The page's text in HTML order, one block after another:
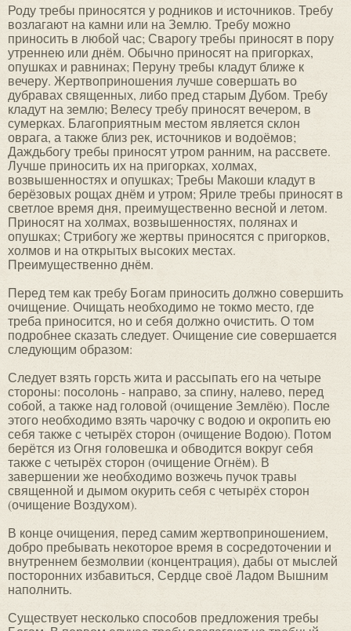
Роду требы приносятся у родников и источников. Требу
возлагают на камни или на Землю. Требу можно
приносить в любой час; Сварогу требы приносят в пору
утреннею или днём. Обычно приносят на пригорках,
опушках и равнинах; Перуну требы кладут ближе к
вечеру. Жертвоприношения лучше совершать во
дубравах священных, либо пред старым Дубом. Требу
кладут на землю; Велесу требу приносят вечером, в
сумерках. Благоприятным местом является склон
оврага, а также близ рек, источников и водоёмов;
Даждьбогу требы приносят утром ранним, на рассвете.
Лучше приносить их на пригорках, холмах,
возвышенностях и опушках; Требы Макоши кладут в
берёзовых рощах днём и утром; Яриле требы приносят в
светлое время дня, преимущественно весной и летом.
Приносят на холмах, возвышенностях, полянах и
опушках; Стрибогу же жертвы приносятся с пригорков,
холмов и на открытых высоких местах.
Преимущественно днём.
Перед тем как требу Богам приносить должно совершить
очищение. Очищать необходимо не токмо место, где
треба приносится, но и себя должно очистить. О том
подробнее сказать следует. Очищение сие совершается
следующим образом:
Следует взять горсть жита и рассыпать его на четыре
стороны: посолонь - направо, за спину, налево, перед
собой, а также над головой (очищение Землёю). После
этого необходимо взять чарочку с водою и окропить ею
себя также с четырёх сторон (очищение Водою). Потом
берётся из Огня головешка и обводится вокруг себя
также с четырёх сторон (очищение Огнём). В
завершении же необходимо возжечь пучок травы
священной и дымом окурить себя с четырёх сторон
(очищение Воздухом).
В конце очищения, перед самим жертвоприношением,
добро пребывать некоторое время в сосредоточении и
внутреннем безмолвии (концентрация), дабы от мыслей
посторонних избавиться, Сердце своё Ладом Вышним
наполнить.
Существует несколько способов предложения требы